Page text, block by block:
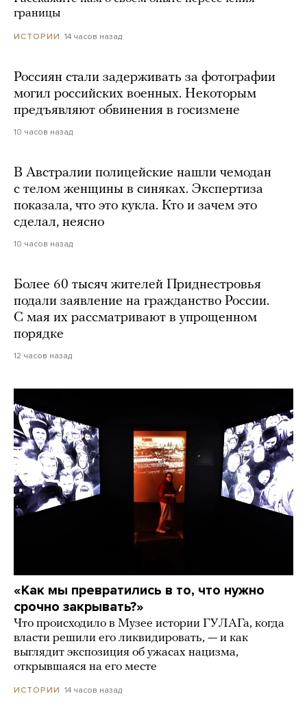
границы
ИСТОРИИ 14 часов назад
Россиян стали задерживать за фотографии
могил российских военных. Некоторым
предъявляют обвинения в госизмене
10 часов назад
В Австралии полицейские нашли чемодан
с телом женщины в синяках. Экспертиза
показала, что это кукла. Кто и зачем это
сделал, неясно
10 часов назад
Более 60 тысяч жителей Приднестровья
подали заявление на гражданство России.
С мая их рассматривают в упрощенном
порядке
12 часов назад
«Как мы превратились в то, что нужно
срочно закрывать?»
Что происходило в Музее истории ГУЛАГа, когда
власти решили его ликвидировать, — и как
выглядит экспозиция об ужасах нацизма,
открывшаяся на его месте
ИСТОРИИ 14 часов назад